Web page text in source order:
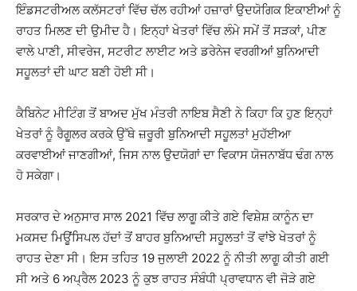
ਇੰਡਸਟਰੀਅਲ ਕਲੱਸਟਰਾਂ ਵਿੱਚ ਚੱਲ ਰਹੀਆਂ ਹਜ਼ਾਰਾਂ ਉਦਯੋਗਿਕ ਇਕਾਈਆਂ ਨੂੰ
ਰਾਹਤ ਮਿਲਣ ਦੀ ਉਮੀਦ ਹੈ। ਇਨ੍ਹਾਂ ਖੇਤਰਾਂ ਵਿੱਚ ਲੰਮੇ ਸਮੇਂ ਤੋਂ ਸੜਕਾਂ, ਪੀਣ
ਵਾਲੇ ਪਾਣੀ, ਸੀਵਰੇਜ, ਸਟਰੀਟ ਲਾਈਟ ਅਤੇ ਡਰੇਨੇਜ ਵਰਗੀਆਂ ਬੁਨਿਆਦੀ
ਸਹੂਲਤਾਂ ਦੀ ਘਾਟ ਬਣੀ ਹੋਈ ਸੀ।
ਕੈਬਿਨੇਟ ਮੀਟਿੰਗ ਤੋਂ ਬਾਅਦ ਮੁੱਖ ਮੰਤਰੀ ਨਾਇਬ ਸੈਣੀ ਨੇ ਕਿਹਾ ਕਿ ਹੁਣ ਇਨ੍ਹਾਂ
ਖੇਤਰਾਂ ਨੂੰ ਰੈਗੂਲਰ ਕਰਕੇ ਉੱਥੇ ਜ਼ਰੂਰੀ ਬੁਨਿਆਦੀ ਸਹੂਲਤਾਂ ਮੁਹੱਈਆ
ਕਰਵਾਈਆਂ ਜਾਣਗੀਆਂ, ਜਿਸ ਨਾਲ ਉਦਯੋਗਾਂ ਦਾ ਵਿਕਾਸ ਯੋਜਨਾਬੱਧ ਢੰਗ ਨਾਲ
ਹੋ ਸਕੇਗਾ।
ਸਰਕਾਰ ਦੇ ਅਨੁਸਾਰ ਸਾਲ 2021 ਵਿੱਚ ਲਾਗੂ ਕੀਤੇ ਗਏ ਵਿਸ਼ੇਸ਼ ਕਾਨੂੰਨ ਦਾ
ਮਕਸਦ ਮਿਊਂਸਿਪਲ ਹੱਦਾਂ ਤੋਂ ਬਾਹਰ ਬੁਨਿਆਦੀ ਸਹੂਲਤਾਂ ਤੋਂ ਵਾਂਝੇ ਖੇਤਰਾਂ ਨੂੰ
ਰਾਹਤ ਦੇਣਾ ਸੀ। ਇਸ ਤਹਿਤ 19 ਜੁਲਾਈ 2022 ਨੂੰ ਨੀਤੀ ਲਾਗੂ ਕੀਤੀ ਗਈ
ਸੀ ਅਤੇ 6 ਅਪ੍ਰੈਲ 2023 ਨੂੰ ਕੁਝ ਰਾਹਤ ਸੰਬੰਧੀ ਪ੍ਰਾਵਧਾਨ ਵੀ ਜੋੜੇ ਗਏ